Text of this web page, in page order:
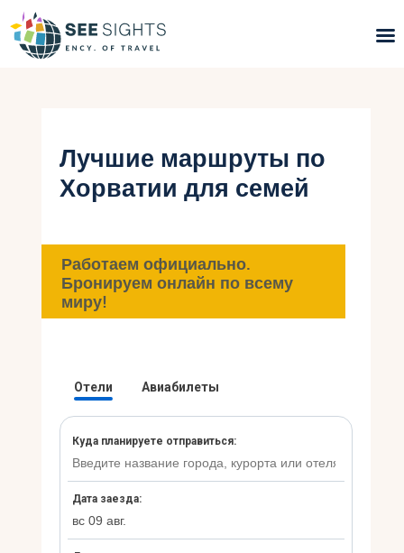
Горящие туры
Типы Туров
Инфо
Блог
Укр
Лучшие маршруты по
Хорватии для семей
Работаем официально.
Бронируем онлайн по всему
миру!